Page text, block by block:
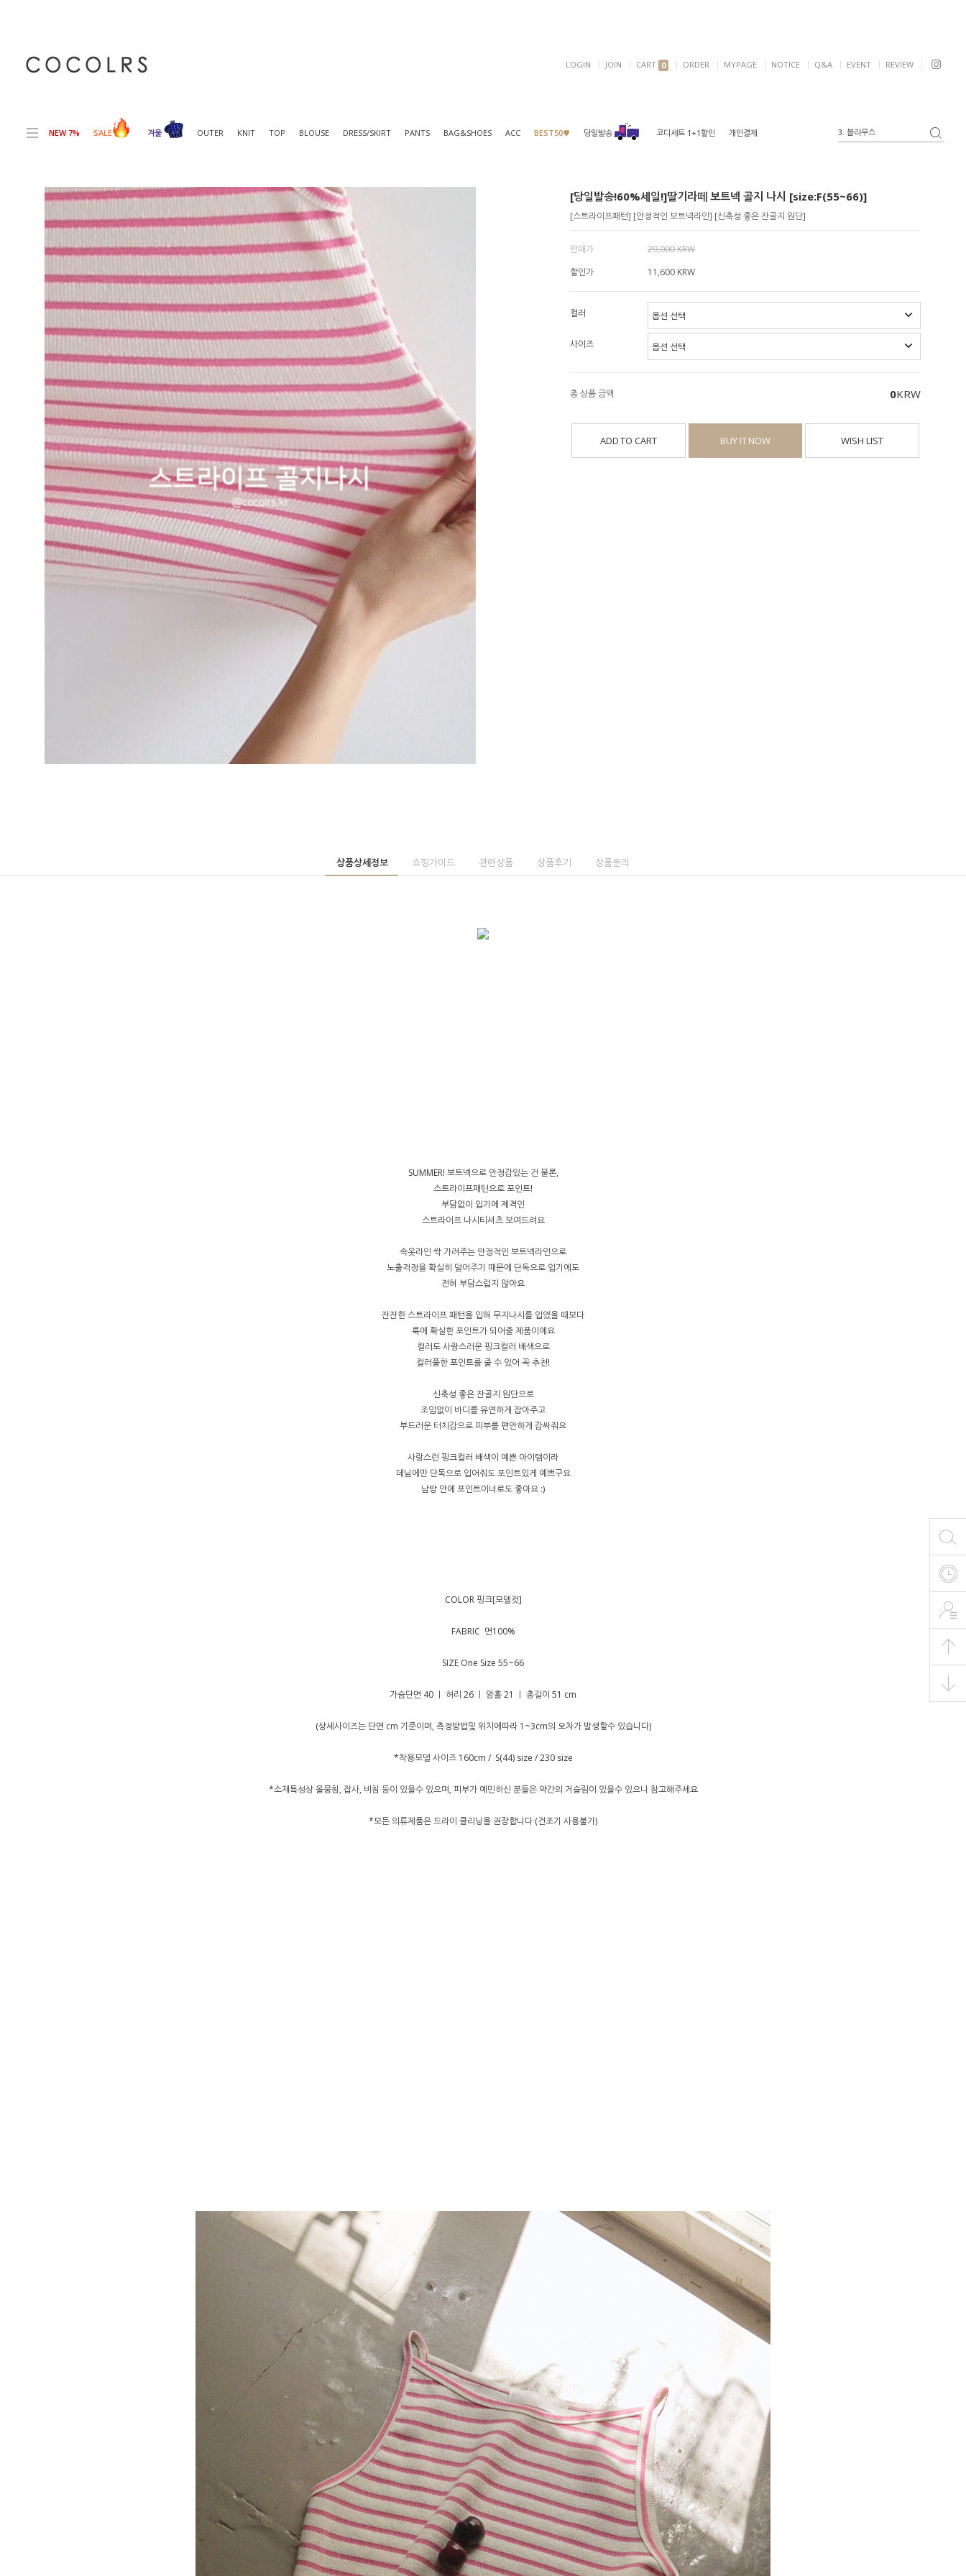
NOTICE Q&A EVENT REVIEW
LOGIN JOIN CART 0 ORDER MYPAGE
NEW 7% SALE 겨울 OUTER KNIT TOP BLOUSE DRESS/SKIRT PANTS BAG&SHOES ACC BEST50♥ 당일발송 코디세트 1+1할인 개인결제
3. 블라우스
1. 원피스
[당일발송!60%세일!]딸기라떼 보트넥 골지 나시 [size:F(55~66)]
[스트라이프패턴] [안정적인 보트넥라인] [신축성 좋은 잔골지 원단]
판매가
29,000 KRW
할인가
11,600 KRW
컬러
사이즈
총 상품 금액 0KRW
ADD TO CART BUY IT NOW WISH LIST
상품상세정보 쇼핑가이드 관련상품 상품후기 상품문의
SUMMER! 보트넥으로 안정감있는 건 물론,
스트라이프패턴으로 포인트!
부담없이 입기에 제격인
스트라이프 나시티셔츠 보여드려요
속옷라인 싹 가려주는 안정적인 보트넥라인으로
노출걱정을 확실히 덜어주기 때문에 단독으로 입기에도
전혀 부담스럽지 않아요
잔잔한 스트라이프 패턴을 입혀 무지나시를 입었을 때보다
룩에 확실한 포인트가 되어줄 제품이에요
컬러도 사랑스러운 핑크컬러 배색으로
컬러풀한 포인트를 줄 수 있어 꼭 추천!
신축성 좋은 잔골지 원단으로
조임없이 바디를 유연하게 잡아주고
부드러운 터치감으로 피부를 편안하게 감싸줘요
사랑스런 핑크컬러 배색이 예쁜 아이템이라
데님에만 단독으로 입어줘도 포인트있게 예쁘구요
남방 안에 포인트이너로도 좋아요 :)
COLOR 핑크[모델컷]
FABRIC 면100%
SIZE One Size 55~66
가슴단면 40 ㅣ 허리 26 ㅣ 암홀 21 ㅣ 총길이 51 cm
(상세사이즈는 단면 cm 기준이며, 측정방법및 위치에따라 1~3cm의 오차가 발생할수 있습니다)
*착용모델 사이즈 160cm / S(44) size / 230 size
*소재특성상 올뭉침, 잡사, 비침 등이 있을수 있으며, 피부가 예민하신 분들은 약간의 거슬림이 있을수 있으니 참고해주세요
*모든 의류제품은 드라이 클리닝을 권장합니다 (건조기 사용불가)